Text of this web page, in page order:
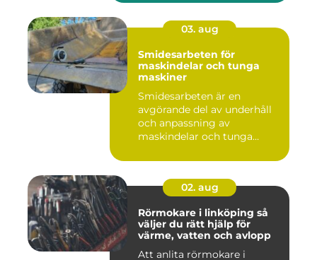
03. aug
Smidesarbeten för
maskindelar och tunga
maskiner
Smidesarbeten är en
avgörande del av underhåll
och anpassning av
maskindelar och tunga
02. aug
Rörmokare i linköping så
väljer du rätt hjälp för
värme, vatten och avlopp
Att anlita rörmokare i